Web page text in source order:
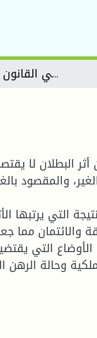
نظرية البطلان في القانون المدني الجزائري
أثر البطلان لا
والمقصود
التي يرتبها
والائتمان مما
التي
وحالة